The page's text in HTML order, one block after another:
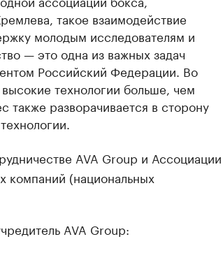
такое взаимодействие
молодым исследователям и
— это одна из важных задач
Российский Федерации. Во
технологии больше, чем
также разворачивается в сторону
AVA Group и Ассоциации
компаний (национальных
AVA Group: